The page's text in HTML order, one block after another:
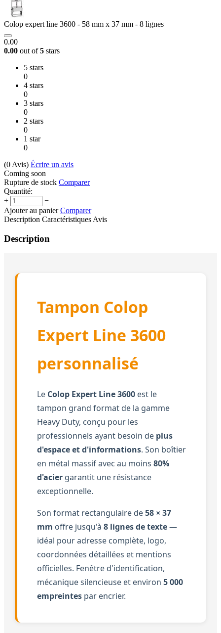
Colop expert line 3600 - 58 mm x 37 mm - 8 lignes
0.00
0.00 out of5 stars
5 stars
0
4 stars
0
3 stars
0
2 stars
0
1 star
0
(0 Avis) Écrire un avis
Coming soon
Rupture de stock Comparer
Quantité:
+
−
Ajouter au panier Comparer
Description Caractéristiques Avis
Description
Tampon Colop
Expert Line 3600
personnalisé
Le Colop Expert Line 3600est le
tampon grand format de la gamme
Heavy Duty, conçu pour les
professionnels ayant besoin de plus
d'espace et d'informations. Son boîtier
en métal massif avec au moins 80%
d'aciergarantit une résistance
exceptionnelle.
Son format rectangulaire de58 × 37
mm offre jusqu'à 8 lignes de texte—
idéal pour adresse complète, logo,
coordonnées détaillées et mentions
officielles. Fenêtre d'identification,
mécanique silencieuse et environ 5 000
empreintespar encrier.